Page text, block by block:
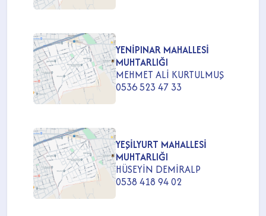
YENİPINAR MAHALLESİ
MUHTARLIĞI
MEHMET ALİ KURTULMUŞ
0536 523 47 33
YEŞİLYURT MAHALLESİ
MUHTARLIĞI
HÜSEYİN DEMİRALP
0538 418 94 02